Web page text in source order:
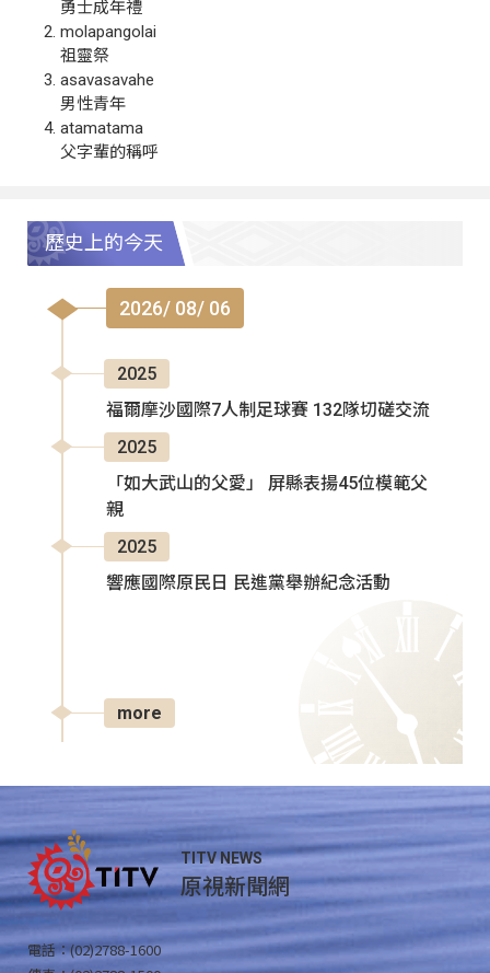
勇士成年禮
molapangolai
祖靈祭
asavasavahe
男性青年
atamatama
父字輩的稱呼
歷史上的今天
2026/ 08/ 06
2025
福爾摩沙國際7人制足球賽 132隊切磋交流
2025
「如大武山的父愛」 屏縣表揚45位模範父
親
2025
響應國際原民日 民進黨舉辦紀念活動
more
TITV NEWS
原視新聞網
電話：(02)2788-1600